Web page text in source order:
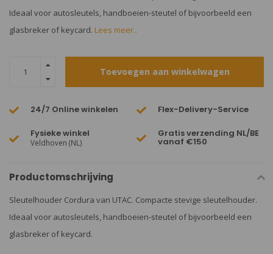
Ideaal voor autosleutels, handboeien-steutel of bijvoorbeeld een
glasbreker of keycard. Lees meer..
Toevoegen aan winkelwagen
24/7 Online winkelen Flex-Delivery-Service
Fysieke winkel
Veldhoven (NL)
Gratis verzending NL/BE
vanaf €150
Productomschrijving
Sleutelhouder Cordura van UTAC. Compacte stevige sleutelhouder.
Ideaal voor autosleutels, handboeien-steutel of bijvoorbeeld een
glasbreker of keycard.